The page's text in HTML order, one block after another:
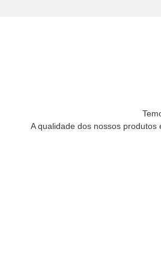
A qualidade dos nossos